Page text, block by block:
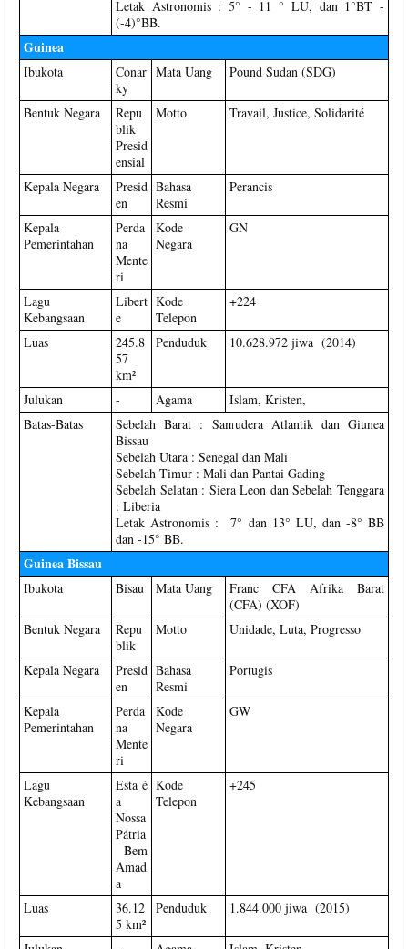
Letak Astronomis : 5° - 11 ° LU, dan 1°BT -
(-4)°BB.
Guinea
Ibukota
Conar
ky
Mata Uang Pound Sudan (SDG)
Bentuk Negara
Repu
blik
Presid
ensial
Motto Travail, Justice, Solidarité
Kepala Negara
Presid
en
Bahasa
Resmi
Perancis
Kepala
Pemerintahan
Perda
na
Mente
ri
Kode
Negara
GN
Lagu
Kebangsaan
Libert
e
Kode
Telepon
+224
Luas
245.8
57
km²
Penduduk 10.628.972 jiwa (2014)
Julukan - Agama
Islam, Kristen,
Batas-Batas
Sebelah Barat : Samudera Atlantik dan Giunea
Bissau
Sebelah Utara : Senegal dan Mali
Sebelah Timur : Mali dan Pantai Gading
Sebelah Selatan : Siera Leon dan Sebelah Tenggara
: Liberia
Letak Astronomis : 7° dan 13° LU, dan -8° BB
dan -15° BB.
Guinea Bissau
Ibukota Bisau Mata Uang
Franc CFA Afrika Barat
(CFA) (XOF)
Bentuk Negara
Repu
blik
Motto Unidade, Luta, Progresso
Kepala Negara
Presid
en
Bahasa
Resmi
Portugis
Kepala
Pemerintahan
Perda
na
Mente
ri
Kode
Negara
GW
Lagu
Kebangsaan
Esta é
a
Nossa
Pátria
Bem
Amad
a
Kode
Telepon
+245
Luas
36.12
5 km²
Penduduk 1.844.000 jiwa (2015)